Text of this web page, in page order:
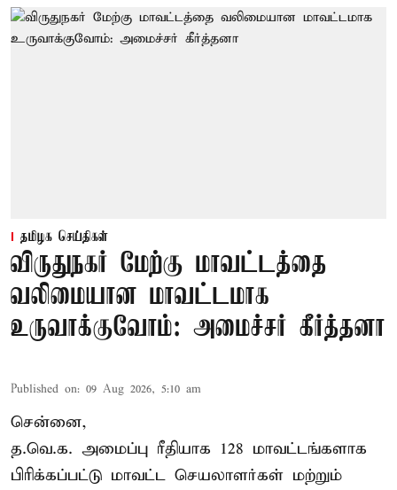
தமிழக செய்திகள்
விருதுநகர் மேற்கு மாவட்டத்தை
வலிமையான மாவட்டமாக
உருவாக்குவோம்: அமைச்சர் கீர்த்தனா
Published on: 09 Aug 2026, 5:10 am
சென்னை,
த.வெ.க. அமைப்பு ரீதியாக 128 மாவட்டங்களாக
பிரிக்கப்பட்டு மாவட்ட செயலாளர்கள் மற்றும்